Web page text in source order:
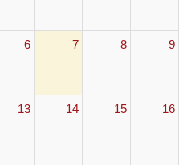
6 7 8 9
13 14 15 16